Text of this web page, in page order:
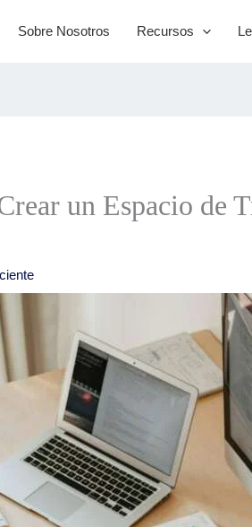
Sobre Nosotros Recursos
un Espacio de